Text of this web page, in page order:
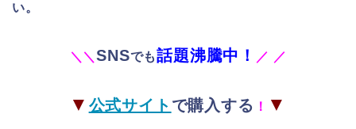
い。
＼ ＼SNSでも話題沸騰中！ ／ ／
▼ 公式サイト で購入する ！ ▼